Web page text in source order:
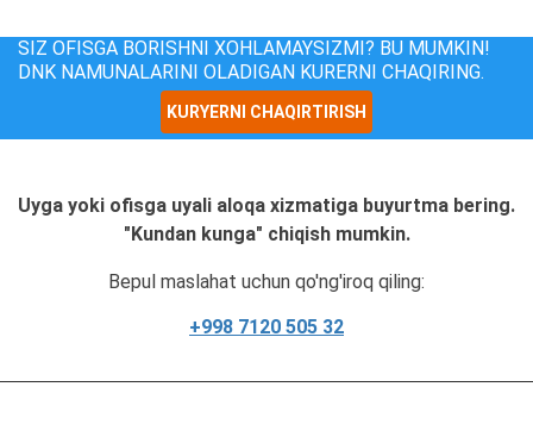
SIZ OFISGA BORISHNI XOHLAMAYSIZMI? BU MUMKIN!
DNK NAMUNALARINI OLADIGAN KURERNI CHAQIRING.
KURYERNI CHAQIRTIRISH
Uyga yoki ofisga uyali aloqa xizmatiga buyurtma bering.
"Kundan kunga" chiqish mumkin.
Bepul maslahat uchun qo'ng'iroq qiling:
+998 7120 505 32